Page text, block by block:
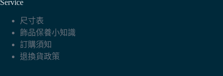
Service
尺寸表
飾品保養小知識
訂購須知
退換貨政策